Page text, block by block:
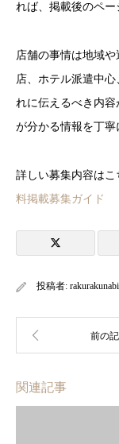
れば、掲載後のペー
店舗の事情は地域
店、ホテル派遣中
れに伝えるべき内
が分かる情報を丁寧
詳しい募集内容はこ
料掲載募集ガイド
投稿者: rakurakunabi
関連記事